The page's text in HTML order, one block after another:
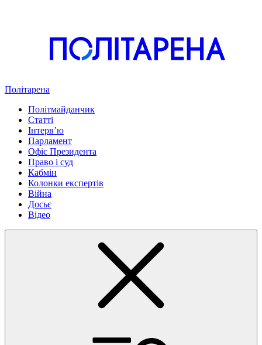
Політарена
Політмайданчик
Статті
Інтервʼю
Парламент
Офіс Президента
Право і суд
Кабмін
Колонки експертів
Війна
Досьє
Відео